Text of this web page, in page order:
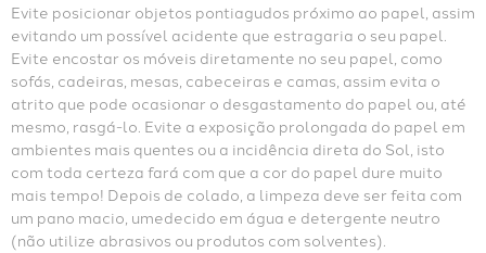
Evite posicionar objetos pontiagudos próximo ao papel, assim
evitando um possível acidente que estragaria o seu papel.
Evite encostar os móveis diretamente no seu papel, como
sofás, cadeiras, mesas, cabeceiras e camas, assim evita o
atrito que pode ocasionar o desgastamento do papel ou, até
mesmo, rasgá-lo. Evite a exposição prolongada do papel em
ambientes mais quentes ou a incidência direta do Sol, isto
com toda certeza fará com que a cor do papel dure muito
mais tempo! Depois de colado, a limpeza deve ser feita com
um pano macio, umedecido em água e detergente neutro
(não utilize abrasivos ou produtos com solventes).